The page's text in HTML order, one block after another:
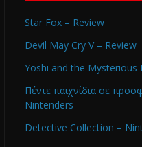
Star Fox – Review
Devil May Cry V – Review
Yoshi and the Mysterious
Πέντε παιχνίδια σε
Nintenders
Detective Collection –